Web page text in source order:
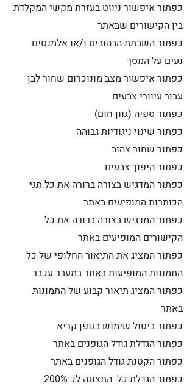
כפתור איפשור ניווט בעזרת מקשי המקלדת
בין הקישורים שבאתר
כפתור השבתת הבהובים ו/או אלמנטים
נעים על המסך
כפתור איפשור מצב מונוכרום שחור לבן
עבור עיוורי צבעים
כפתור ספיה (גוון חום)
כפתור שינוי ניגודיות גבוהה
כפתור שחור צהוב
כפתור היפוך צבעים
כפתור המדגיש בצורה ברורה את כל תגי
הכותרות המופיעים באתר
כפתור המדגיש בצורה ברורה את כל
הקישורים המופיעים באתר
כפתור המציג את התיאור החלופי של כל
התמונות המופיעות באתר במעבר עכבר
כפתור המציג תיאור קבוע של התמונות
באתר
כפתור ביטול שימוש בגופן קריא
כפתור הגדלת גודל הגופנים באתר
כפתור הקטנת גודל הגופנים באתר
כפתור הגדלת כל התצוגה לכ־200%